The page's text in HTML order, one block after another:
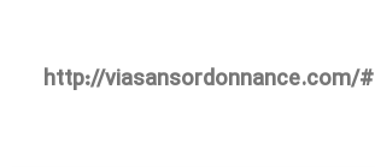
http://viasansordonnance.com/#